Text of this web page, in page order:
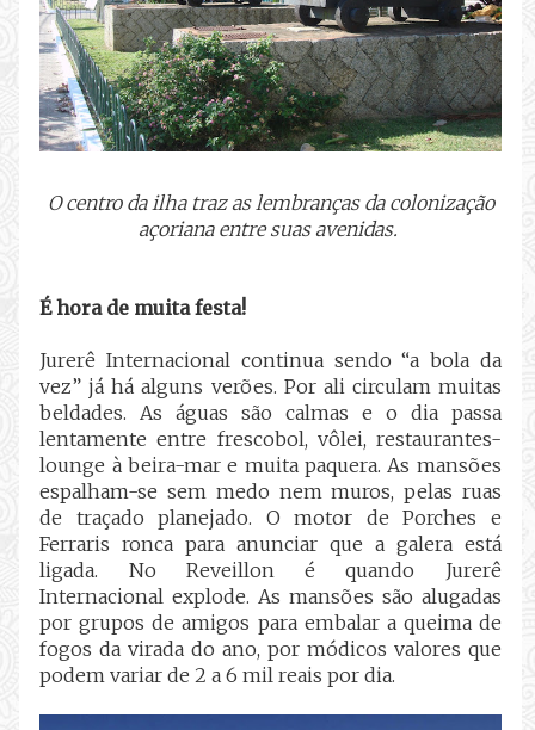
O centro da ilha traz as lembranças da colonização
açoriana entre suas avenidas.
É hora de muita festa!
Jurerê Internacional continua sendo “a bola da
vez” já há alguns verões. Por ali circulam muitas
beldades. As águas são calmas e o dia passa
lentamente entre frescobol, vôlei, restaurantes-
lounge à beira-mar e muita paquera. As mansões
espalham-se sem medo nem muros, pelas ruas
de traçado planejado. O motor de Porches e
Ferraris ronca para anunciar que a galera está
ligada. No Reveillon é quando Jurerê
Internacional explode. As mansões são alugadas
por grupos de amigos para embalar a queima de
fogos da virada do ano, por módicos valores que
podem variar de 2 a 6 mil reais por dia.